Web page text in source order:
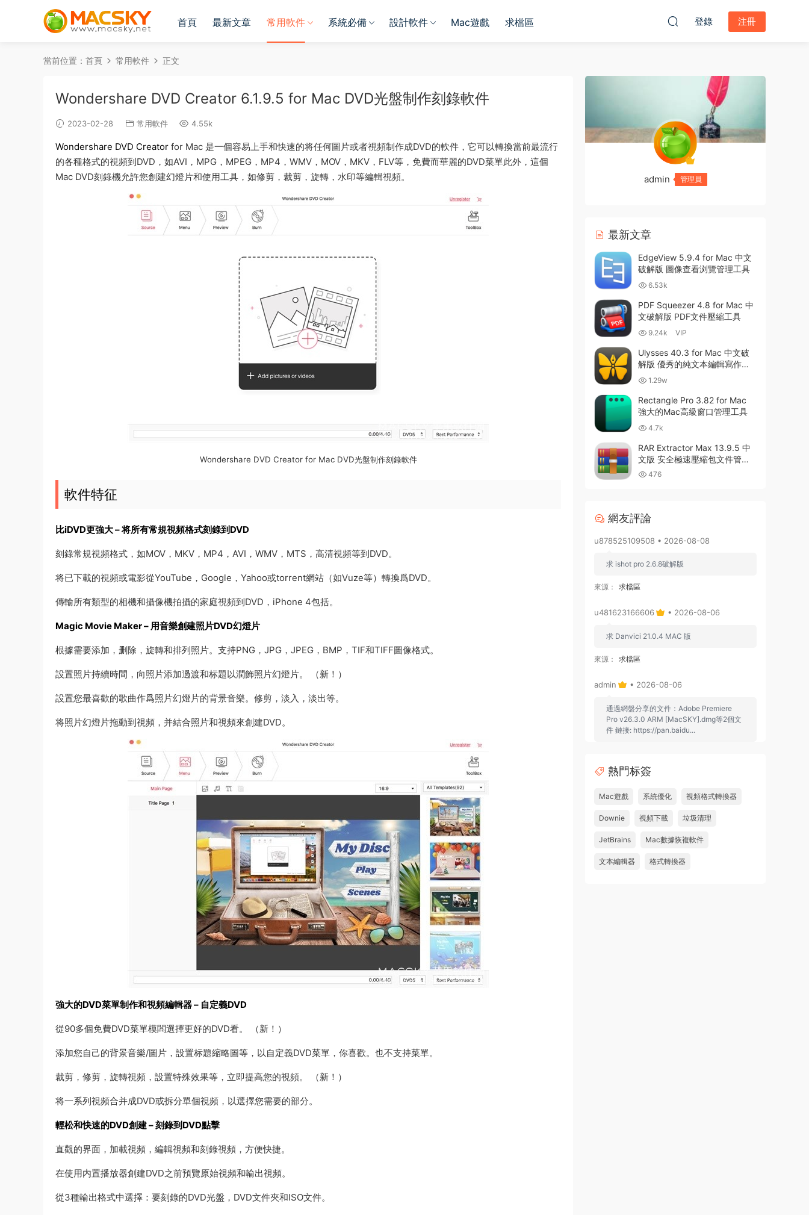
首頁 最新文章 常用軟件 系統必備 設計軟件 Mac遊戲 求檔區 登錄 注冊
當前位置： 首頁 常用軟件 正文
Wondershare DVD Creator 6.1.9.5 for Mac DVD光盤制作刻錄軟件
2023-02-28 常用軟件 4.55k
Wondershare DVD Creator for Mac 是一個容易上手和快速的将任何圖片或者視頻制作成DVD的軟件，它可以轉換當前最流行
的各種格式的視頻到DVD，如AVI，MPG，MPEG，MP4，WMV，MOV，MKV，FLV等，免費而華麗的DVD菜單此外，這個
Mac DVD刻錄機允許您創建幻燈片和使用工具，如修剪，裁剪，旋轉，水印等編輯視頻。
Wondershare DVD Creator for Mac DVD光盤制作刻錄軟件
軟件特征
比iDVD更強大 – 将所有常規視頻格式刻錄到DVD
刻錄常規視頻格式，如MOV，MKV，MP4，AVI，WMV，MTS，高清視頻等到DVD。
将已下載的視頻或電影從YouTube，Google，Yahoo或torrent網站（如Vuze等）轉換爲DVD。
傳輸所有類型的相機和攝像機拍攝的家庭視頻到DVD，iPhone 4包括。
Magic Movie Maker – 用音樂創建照片DVD幻燈片
根據需要添加，删除，旋轉和排列照片。支持PNG，JPG，JPEG，BMP，TIF和TIFF圖像格式。
設置照片持續時間，向照片添加過渡和标題以潤飾照片幻燈片。 （新！）
設置您最喜歡的歌曲作爲照片幻燈片的背景音樂。修剪，淡入，淡出等。
将照片幻燈片拖動到視頻，并結合照片和視頻來創建DVD。
強大的DVD菜單制作和視頻編輯器 – 自定義DVD
從90多個免費DVD菜單模闆選擇更好的DVD看。 （新！）
添加您自己的背景音樂/圖片，設置标題縮略圖等，以自定義DVD菜單，你喜歡。也不支持菜單。
裁剪，修剪，旋轉視頻，設置特殊效果等，立即提高您的視頻。 （新！）
将一系列視頻合并成DVD或拆分單個視頻，以選擇您需要的部分。
輕松和快速的DVD創建 – 刻錄到DVD點擊
直觀的界面，加載視頻，編輯視頻和刻錄視頻，方便快捷。
在使用内置播放器創建DVD之前預覽原始視頻和輸出視頻。
從3種輸出格式中選擇：要刻錄的DVD光盤，DVD文件夾和ISO文件。
admin 管理員
最新文章
EdgeView 5.9.4 for Mac 中文
破解版 圖像查看浏覽管理工具
6.53k
PDF Squeezer 4.8 for Mac 中
文破解版 PDF文件壓縮工具
9.24k VIP
Ulysses 40.3 for Mac 中文破
解版 優秀的純文本編輯寫作軟
件 1.29w
Rectangle Pro 3.82 for Mac
強大的Mac高級窗口管理工具
4.7k
RAR Extractor Max 13.9.5 中
文版 安全極速壓縮包文件管理
器 476
網友評論
u878525109508 • 2026-08-08
求 ishot pro 2.6.8破解版
來源： 求檔區
u481623166606 • 2026-08-06
求 Danvici 21.0.4 MAC 版
來源： 求檔區
admin • 2026-08-06
通過網盤分享的文件：Adobe Premiere
Pro v26.3.0 ARM [MacSKY].dmg等2個文
件 鏈接: https://pan.baidu...
中文破解版 PR2026 強大視頻編輯軟件
中文破解版 PR2026 強大視頻編輯軟件
熱門标簽
Mac遊戲 系統優化 視頻格式轉換器
Downie 視頻下載 垃圾清理
JetBrains Mac數據恢複軟件
文本編輯器 格式轉換器